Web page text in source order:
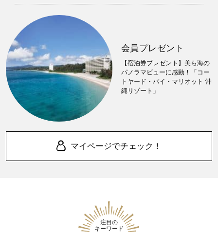
会員プレゼント
【宿泊券プレゼント】美ら海の
パノラマビューに感動！「コー
トヤード・バイ・マリオット 沖
縄リゾート」
マイページでチェック！
注目の
キーワード